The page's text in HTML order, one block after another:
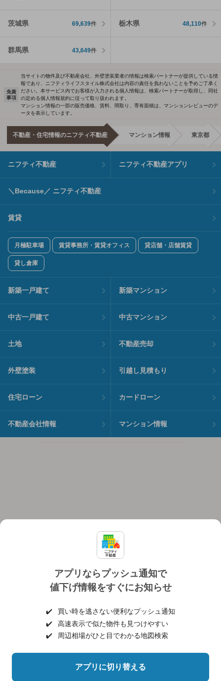
茨城県 69,639件 栃木県 48,110件
群馬県 43,649件
アプリならプッシュ通知で
値下げ情報をすぐにお知らせ
✔️
買い時を逃さない便利なプッシュ通知
✔️
高速表示で似た物件も見つけやすい
✔️
周辺相場がひと目でわかる地図検索
アプリに切り替える
免責
事項
当サイトの物件及び不動産会社、外壁塗装業者の情報は検索パートナーが提供している情
報であり、ニフティライフスタイル株式会社は内容の責任を負わないことを予めご了承く
ださい。本サービス内でお客様が入力される個人情報は、検索パートナーが取得し、同社
の定める個人情報規約に従って取り扱われます。
マンション情報の一部の販売価格、賃料、間取り、専有面積は、マンションレビューのデ
ータを表示しています。
不動産・住宅情報のニフティ不動産 マンション情報 東京都
ニフティ不動産 ニフティ不動産アプリ
＼Because／ ニフティ不動産
賃貸
月極駐車場 賃貸事務所・賃貸オフィス 貸店舗・店舗賃貸
貸し倉庫
新築一戸建て 新築マンション
中古一戸建て 中古マンション
土地 不動産売却
外壁塗装 引越し見積もり
住宅ローン カードローン
不動産会社情報 マンション情報
個人情報保護ポリシー 利用規約
ヘルプ・お問い合わせ 採用情報
©NIFTY Lifestyle Co., Ltd.